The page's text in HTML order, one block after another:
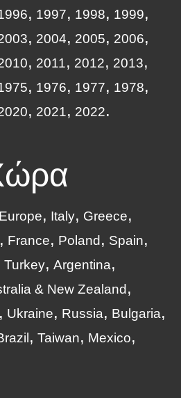
1997 1998
1999
2004 2005
2006
2011 2012
2013
1976 1977
1978
2021 2022
Europe Italy
Greece
France Poland
Spain
Turkey Argentina
& New Zealand
Ukraine Russia
Bulgaria
Taiwan
Mexico